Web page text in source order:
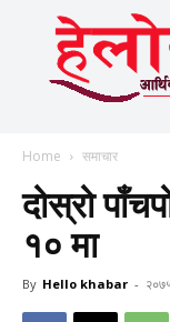
Home समाचार
दोस्रो
१० मा
By Hello khabar -